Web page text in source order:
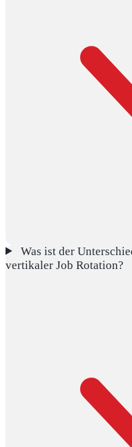
Was ist der
vertikaler Job Rotation?